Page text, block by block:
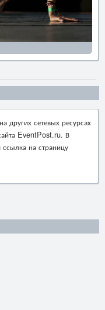
других сетевых ресурсах
EventPost.ru. В
ссылка на страницу